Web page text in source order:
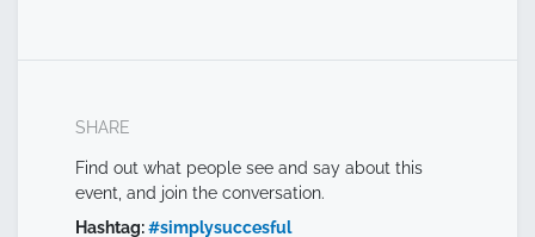
SHARE
Find out what people see and say about this
event, and join the conversation.
Hashtag:#simplysuccesful